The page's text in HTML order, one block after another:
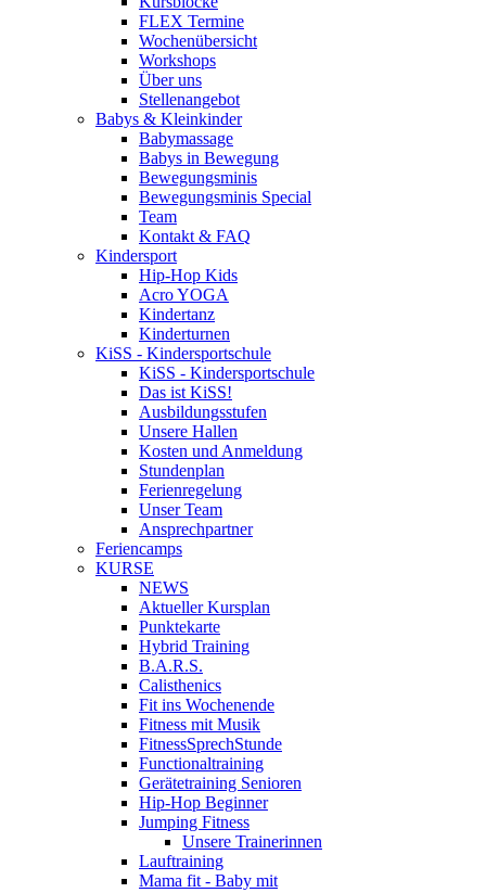
FLEX Termine
Wochenübersicht
Workshops
Über uns
Stellenangebot
Babys & Kleinkinder
Babymassage
Babys in Bewegung
Bewegungsminis
Bewegungsminis Special
Team
Kontakt & FAQ
Kindersport
Hip-Hop Kids
Acro YOGA
Kindertanz
Kinderturnen
KiSS - Kindersportschule
KiSS - Kindersportschule
Das ist KiSS!
Ausbildungsstufen
Unsere Hallen
Kosten und Anmeldung
Stundenplan
Ferienregelung
Unser Team
Ansprechpartner
Feriencamps
KURSE
NEWS
Aktueller Kursplan
Punktekarte
Hybrid Training
B.A.R.S.
Calisthenics
Fit ins Wochenende
Fitness mit Musik
FitnessSprechStunde
Functionaltraining
Gerätetraining Senioren
Hip-Hop Beginner
Jumping Fitness
Unsere Trainerinnen
Lauftraining
Mama fit - Baby mit